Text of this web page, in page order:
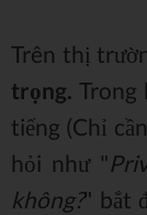
Trên thị
trọng. Trong
tiếng (Chỉ
hỏi như "
không?" bắt